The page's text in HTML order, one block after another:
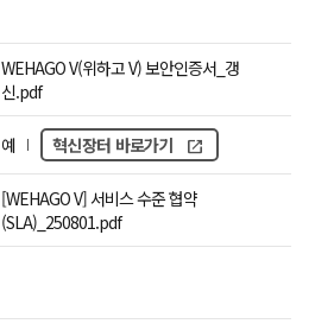
WEHAGO V(위하고 V) 보안인증서_갱
신.pdf
예 혁신장터 바로가기 open_in_new
[WEHAGO V] 서비스 수준 협약
(SLA)_250801.pdf